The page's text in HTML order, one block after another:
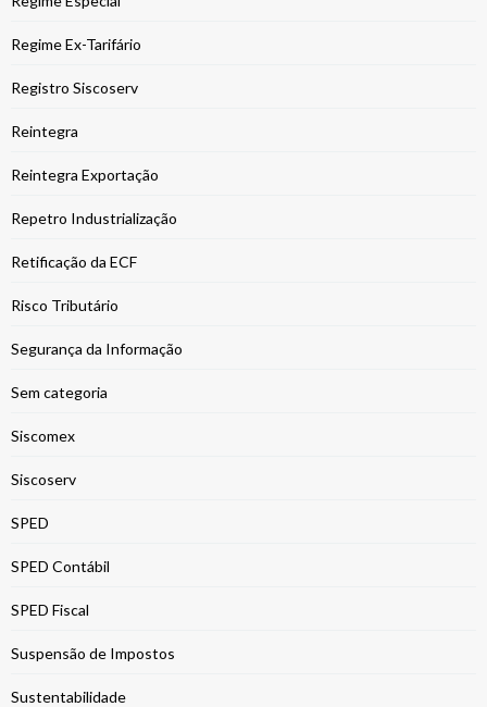
Regime Ex-Tarifário
Registro Siscoserv
Reintegra
Reintegra Exportação
Repetro Industrialização
Retificação da ECF
Risco Tributário
Segurança da Informação
Sem categoria
Siscomex
Siscoserv
SPED
SPED Contábil
SPED Fiscal
Suspensão de Impostos
Sustentabilidade